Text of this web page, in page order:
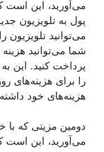
می‌آورید، این است
پول به تلویزیون
می‌توانید تلویزیون
شما می‌توانید
پرداخت کنید. این
را برای هزینه‌های
هزینه‌های خود
دومین مزیتی که
می‌آورید، این است